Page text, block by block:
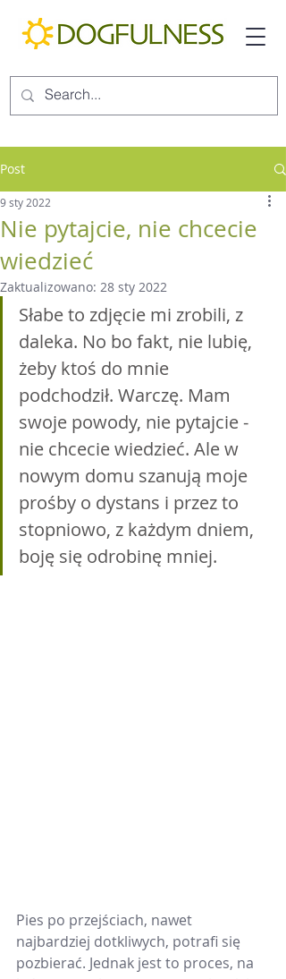
Post
Nie pytajcie, nie chcecie
wiedzieć
9 sty 2022
Zaktualizowano: 28 sty 2022
Słabe to zdjęcie mi zrobili, z
daleka. No bo fakt, nie lubię,
żeby ktoś do mnie
podchodził. Warczę. Mam
swoje powody, nie pytajcie -
nie chcecie wiedzieć. Ale w
nowym domu szanują moje
prośby o dystans i przez to
stopniowo, z każdym dniem,
boję się odrobinę mniej.
Pies po przejściach, nawet
najbardziej dotkliwych, potrafi się
pozbierać. Jednak jest to proces, na